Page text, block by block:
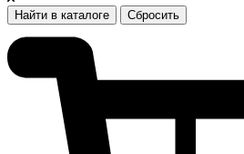
Найти в каталоге Сбросить